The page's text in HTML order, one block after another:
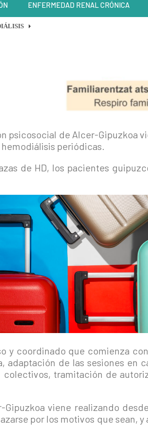
ENFERMEDAD RENAL CRÓNICA
psicosocial de Alcer-Gipuzkoa
periódicas.
de HD, los pacientes
y coordinado que comienza
adaptación de las sesiones
tramitación de
viene realizando
por los motivos que sean,